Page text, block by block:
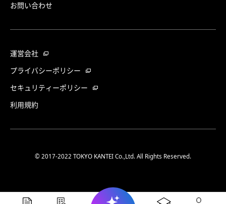
お問い合わせ
運営会社
プライバシーポリシー
セキュリティーポリシー
利用規約
© 2017-2022 TOKYO KANTEI Co.,Ltd. All Rights Reserved.